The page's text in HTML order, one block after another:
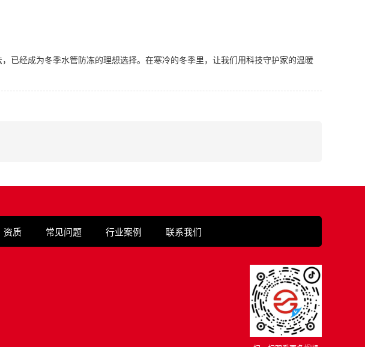
已经成为冬季水管防冻的理想选择。在寒冷的冬季里，让我们用科技守护家的温暖
资质 常见问题 行业案例 联系我们